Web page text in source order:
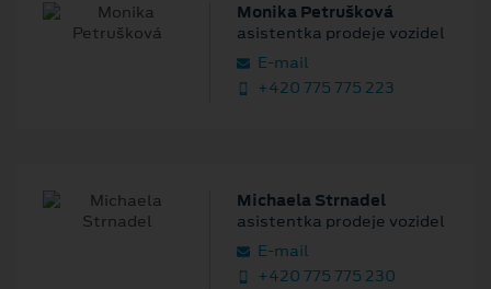
Monika Petrušková
asistentka prodeje vozidel
E‑mail
+420 775 775 223
Michaela Strnadel
asistentka prodeje vozidel
E‑mail
+420 775 775 230